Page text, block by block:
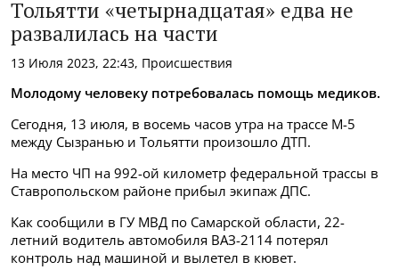
Тольятти «четырнадцатая» едва не
развалилась на части
13 Июля 2023, 22:43, Происшествия
Молодому человеку потребовалась помощь медиков.
Сегодня, 13 июля, в восемь часов утра на трассе М-5
между Сызранью и Тольятти произошло ДТП.
На место ЧП на 992-ой километр федеральной трассы в
Ставропольском районе прибыл экипаж ДПС.
Как сообщили в ГУ МВД по Самарской области, 22-
летний водитель автомобиля ВАЗ-2114 потерял
контроль над машиной и вылетел в кювет.